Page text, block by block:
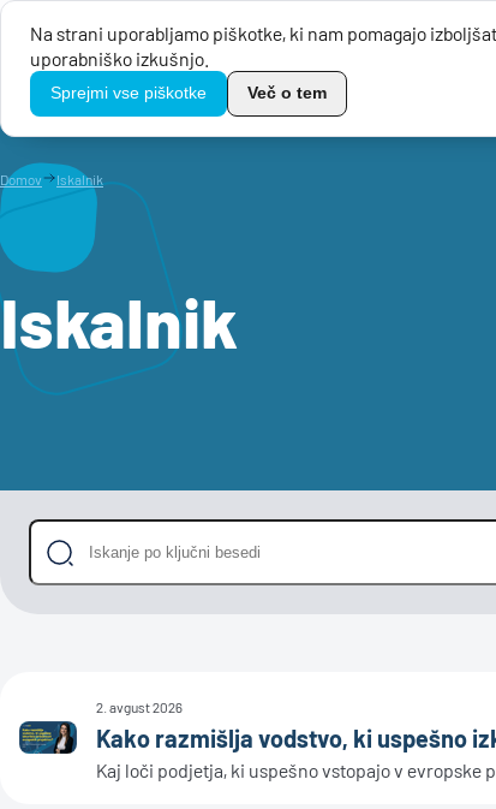
Na strani uporabljamo piškotke, ki nam pomagajo
uporabniško izkušnjo.
Sprejmi vse piškotke Več o tem
TikoPro
Domov Iskalnik
Iskalnik
2. avgust 2026
Kako razmišlja vodstvo, ki uspešno
Kaj loči podjetja, ki uspešno vstopajo v evropske